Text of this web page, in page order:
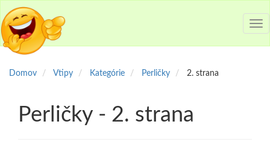
Domov Vtipy Kategórie Perličky 2. strana
Perličky - 2. strana